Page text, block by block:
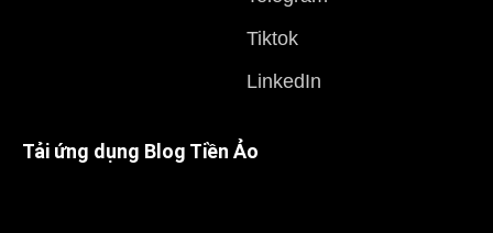
Tiktok
LinkedIn
Tải ứng dụng Blog Tiền Ảo